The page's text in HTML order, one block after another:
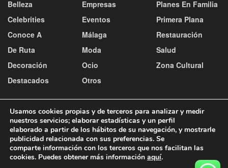
Belleza
Celebrities
Conoce A
De Ruta
Decoración
Destacados
Empresas
Eventos
Málaga
Moda
Ocio
Otros
Planes En Familia
Primera Plana
Restauración
Salud
Zona Cultural
Contacto y publicidad Aviso Legal
Política de Cookies
Política de Privacidad
Usamos cookies propias y de terceros para analizar y medir
nuestros servicios; elaborar estadísticas y un perfil
elaborado a partir de los hábitos de su navegación, y mostrarle
publicidad relacionada con sus preferencias. Se
comparte información con los terceros que nos facilitan las
cookies. Puedes obtener más información aquí.